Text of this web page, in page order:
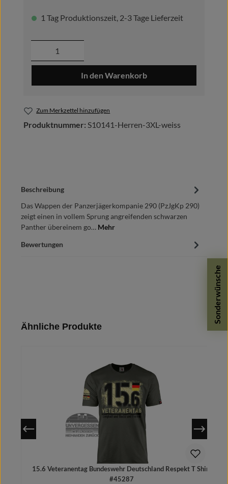
1 Tag Produktionszeit, 2-3 Tage Lieferzeit
Produkt Anzahl: Gib den gewünschten
In den Warenkorb
Zum Merkzettel hinzufügen
Produktnummer: S10141-Herren-3XL-weiss
Sonderwünsche
Beschreibung
Das Wappen der Panzerjägerkompanie 290 (PzJgKp 290)
zeigt einen in vollem Sprung angreifenden schwarzen
Panther übereinem go… Mehr
Bewertungen
Produktgalerie überspringen
Ähnliche Produkte
15.6 Veteranentag Bundeswehr Deutschland Respekt T Shirt
#45287